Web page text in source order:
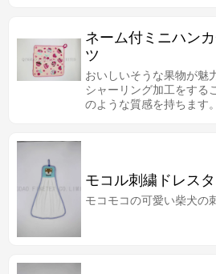
で、お子さんに使いやす
ネーム付ミニハン
ツ
おいしいそうな果物が魅
シャーリング加工をする
のような質感を持ちます
モコル刺繍ドレス
モコモコの可愛い柴犬の